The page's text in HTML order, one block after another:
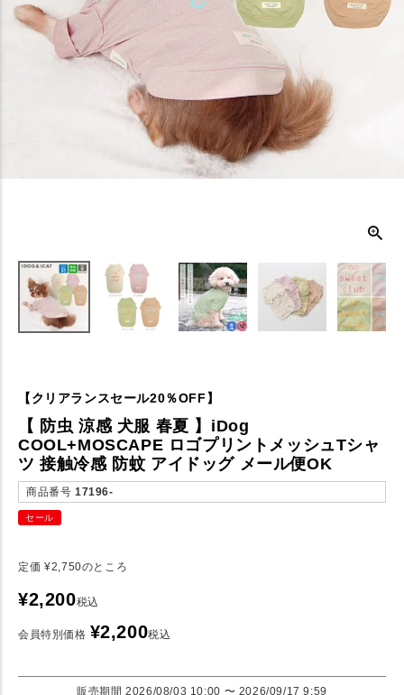
【クリアランスセール20％OFF】
【 防虫 涼感 犬服 春夏 】iDog
COOL+MOSCAPE ロゴプリントメッシュTシャ
ツ 接触冷感 防蚊 アイドッグ メール便OK
商品番号 17196-
セール
定価 ¥2,750のところ
¥2,200税込
会員特別価格 ¥2,200税込
販売期間 2026/08/03 10:00 〜 2026/09/17 9:59